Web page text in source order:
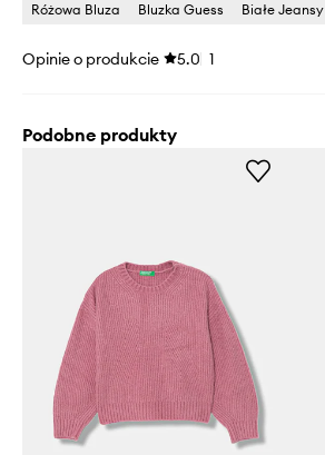
Różowa Bluza
Bluzka Guess Białe Jeansy
Opinie o produkcie 5.0 1
Podobne produkty